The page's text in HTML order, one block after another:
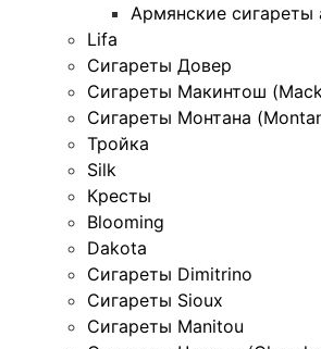
Армянские сигареты
Lifa
Сигареты Довер
Сигареты Макинтош
Сигареты Монтана
Тройка
Silk
Кресты
Blooming
Dakota
Сигареты Dimitrino
Сигареты Sioux
Сигареты Manitou